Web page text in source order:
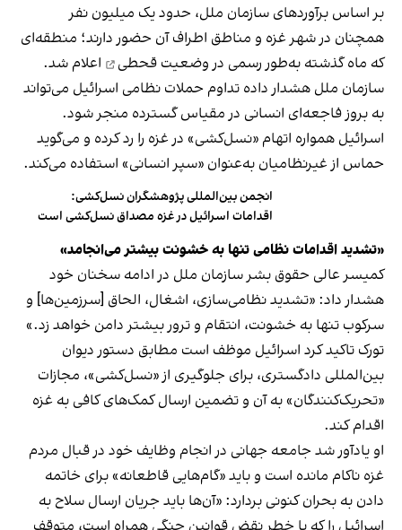
بر اساس برآوردهای سازمان ملل، حدود یک میلیون نفر
همچنان در شهر غزه و مناطق اطراف آن حضور دارند؛ منطقه‌ای
که ماه گذشته به‌طور رسمی دروضعیت قحطی
اعلام شد.
سازمان ملل هشدار داده تداوم حملات نظامی اسرائیل می‌تواند
به بروز فاجعه‌ای انسانی در مقیاس گسترده منجر شود.
اسرائیل همواره اتهام «نسل‌کشی» در غزه را رد کرده و می‌گوید
حماس از غیرنظامیان به‌عنوان «سپر انسانی» استفاده می‌کند.
انجمن بین‌المللی پژوهشگران نسل‌کشی:
اقدامات اسرائیل در غزه مصداق نسل‌کشی است
«تشدید اقدامات نظامی تنها به خشونت بیشتر می‌انجامد»
کمیسر عالی حقوق بشر سازمان ملل در ادامه سخنان خود
هشدار داد: «تشدید نظامی‌سازی، اشغال، الحاق [سرزمین‌ها] و
سرکوب تنها به خشونت، انتقام و ترور بیشتر دامن خواهد زد.»
تورک تاکید کرد اسرائیل موظف است مطابق دستور دیوان
بین‌المللی دادگستری، برای جلوگیری از «نسل‌کشی»، مجازات
«تحریک‌کنندگان» به آن و تضمین ارسال کمک‌های کافی به غزه
اقدام کند.
او یادآور شد جامعه جهانی در انجام وظایف خود در قبال مردم
غزه ناکام مانده است و باید «گام‌هایی قاطعانه» برای خاتمه
دادن به بحران کنونی بردارد: «آن‌ها باید جریان ارسال سلاح به